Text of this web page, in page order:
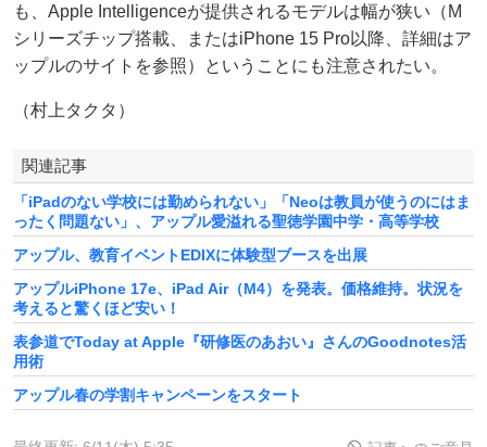
も、Apple Intelligenceが提供されるモデルは幅が狭い（M
シリーズチップ搭載、またはiPhone 15 Pro以降、詳細はア
ップルのサイトを参照）ということにも注意されたい。
（村上タクタ）
関連記事
「iPadのない学校には勤められない」「Neoは教員が使うのにはま
ったく問題ない」、アップル愛溢れる聖徳学園中学・高等学校
アップル、教育イベントEDIXに体験型ブースを出展
アップルiPhone 17e、iPad Air（M4）を発表。価格維持。状況を
考えると驚くほど安い！
表参道でToday at Apple『研修医のあおい』さんのGoodnotes活
用術
アップル春の学割キャンペーンをスタート